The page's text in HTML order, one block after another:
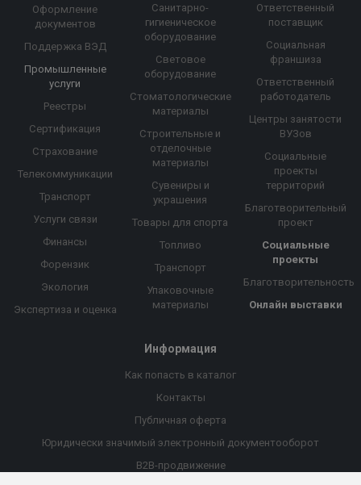
Оформление
документов
Поддержка ВЭД
Промышленные
услуги
Реестры
Сертификация
Страхование
Телекоммуникации
Транспорт
Услуги связи
Финансы
Форензик
Экология
Экспертиза и оценка
Санитарно-
гигиеническое
оборудование
Световое
оборудование
Стоматологические
материалы
Строительные и
отделочные
материалы
Сувениры и
украшения
Товары для спорта
Топливо
Транспорт
Упаковочные
материалы
Ответственный
поставщик
Социальная
франшиза
Ответственный
работодатель
Центры занятости
ВУЗов
Социальные
проекты
территорий
Благотворительный
проект
Социальные
проекты
Благотворительность
Онлайн выставки
Информация
Как попасть в каталог
Контакты
Публичная оферта
Юридически значимый электронный документооборот
B2B-продвижение